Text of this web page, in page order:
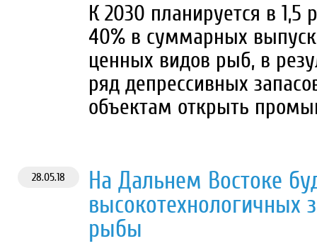
К 2030 планируется в 1,5
40% в суммарных
ценных видов рыб, в
ряд депрессивных
объектам открыть
28.05.18
На Дальнем Востоке
высокотехнологичных
рыбы